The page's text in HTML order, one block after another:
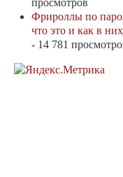
просмотров
Фрироллы по
что это и как в
- 14 781